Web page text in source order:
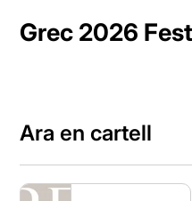
Grec 2026
Ara en cartell